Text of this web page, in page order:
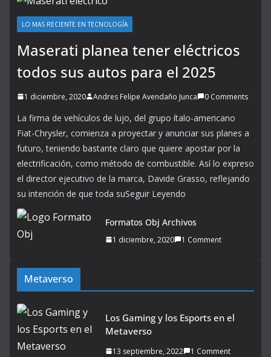
LO MAS RECIENTE EN TECNOLOGÍA
Maserati planea tener eléctricos
todos sus autos para el 2025
1 diciembre, 2020 Andres Felipe Avendaño Junca 0 Comments
La firma de vehículos de lujo, del grupo ítalo-americano
Fiat-Chrysler, comienza a proyectar y anunciar sus planes a
futuro, teniendo bastante claro que quiere apostar por la
electrificación, como método de combustible. Así lo expreso
el director ejecutivo de la marca, Davide Grasso, reflejando
su intención de que toda suSeguir Leyendo
Formatos Obj Archivos
1 diciembre, 2020 1 Comment
Metaverso
Los Gaming y los Esports en el
Metaverso
13 septiembre, 2022 1 Comment